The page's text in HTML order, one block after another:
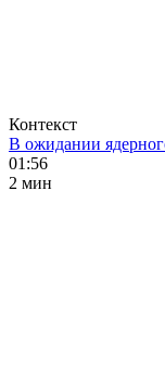
Контекст
В ожидании
01:56
2 мин